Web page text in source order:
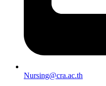
Nursing@cra.ac.th